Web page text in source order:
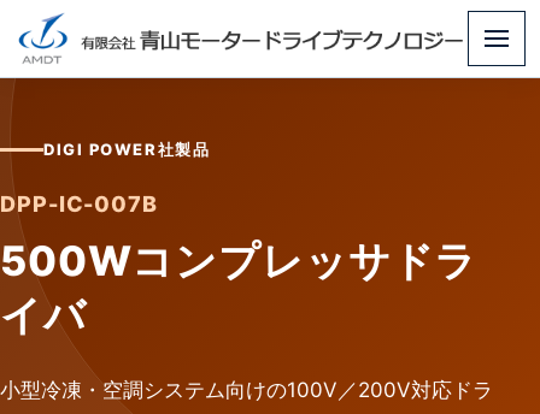
メ
DIGI POWER社製品
DPP-IC-007B
500Wコンプレッサドラ
イバ
小型冷凍・空調システム向けの100V／200V対応ドラ